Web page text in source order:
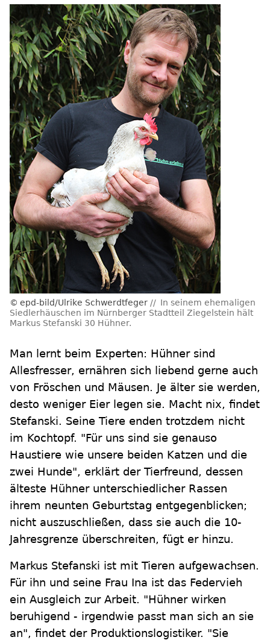
epd-bild/Ulrike Schwerdtfeger
In seinem ehemaligen
Siedlerhäuschen im Nürnberger Stadtteil Ziegelstein hält
Markus Stefanski 30 Hühner.
Man lernt beim Experten: Hühner sind
Allesfresser, ernähren sich liebend gerne auch
von Fröschen und Mäusen. Je älter sie werden,
desto weniger Eier legen sie. Macht nix, findet
Stefanski. Seine Tiere enden trotzdem nicht
im Kochtopf. "Für uns sind sie genauso
Haustiere wie unsere beiden Katzen und die
zwei Hunde", erklärt der Tierfreund, dessen
älteste Hühner unterschiedlicher Rassen
ihrem neunten Geburtstag entgegenblicken;
nicht auszuschließen, dass sie auch die 10-
Jahresgrenze überschreiten, fügt er hinzu.
Markus Stefanski ist mit Tieren aufgewachsen.
Für ihn und seine Frau Ina ist das Federvieh
ein Ausgleich zur Arbeit. "Hühner wirken
beruhigend - irgendwie passt man sich an sie
an", findet der Produktionslogistiker. "Sie